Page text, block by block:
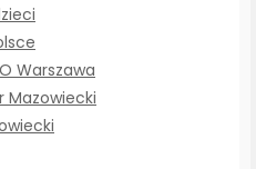
Warszawa
Mazowiecki